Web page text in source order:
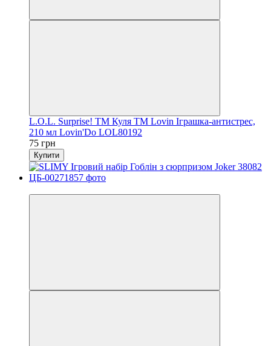
L.O.L. Surprise! TM Куля ТМ Lovin Іграшка-антистрес,
210 мл Lovin'Do LOL80192
75 грн
Купити